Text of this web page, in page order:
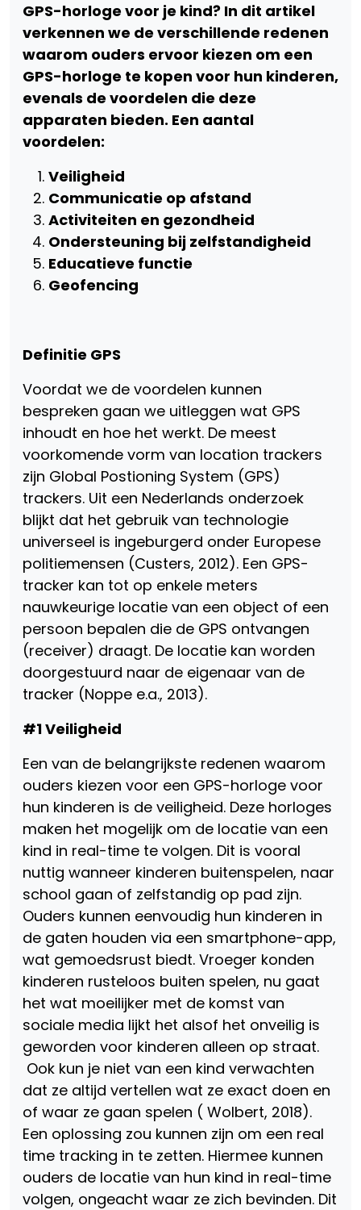
GPS-horloge voor je kind? In dit artikel
verkennen we de verschillende redenen
waarom ouders ervoor kiezen om een
GPS-horloge te kopen voor hun kinderen,
evenals de voordelen die deze
apparaten bieden. Een aantal
voordelen:
Veiligheid
Communicatie op afstand
Activiteiten en gezondheid
Ondersteuning bij zelfstandigheid
Educatieve functie
Geofencing
Definitie GPS
Voordat we de voordelen kunnen
bespreken gaan we uitleggen wat GPS
inhoudt en hoe het werkt. De meest
voorkomende vorm van location trackers
zijn Global Postioning System (GPS)
trackers. Uit een Nederlands onderzoek
blijkt dat het gebruik van technologie
universeel is ingeburgerd onder Europese
politiemensen (Custers, 2012). Een GPS-
tracker kan tot op enkele meters
nauwkeurige locatie van een object of een
persoon bepalen die de GPS ontvangen
(receiver) draagt. De locatie kan worden
doorgestuurd naar de eigenaar van de
tracker (Noppe e.a., 2013).
#1 Veiligheid
Een van de belangrijkste redenen waarom
ouders kiezen voor een GPS-horloge voor
hun kinderen is de veiligheid. Deze horloges
maken het mogelijk om de locatie van een
kind in real-time te volgen. Dit is vooral
nuttig wanneer kinderen buitenspelen, naar
school gaan of zelfstandig op pad zijn.
Ouders kunnen eenvoudig hun kinderen in
de gaten houden via een smartphone-app,
wat gemoedsrust biedt. Vroeger konden
kinderen rusteloos buiten spelen, nu gaat
het wat moeilijker met de komst van
sociale media lijkt het alsof het onveilig is
geworden voor kinderen alleen op straat.
Ook kun je niet van een kind verwachten
dat ze altijd vertellen wat ze exact doen en
of waar ze gaan spelen ( Wolbert, 2018).
Een oplossing zou kunnen zijn om een real
time tracking in te zetten. Hiermee kunnen
ouders de locatie van hun kind in real-time
volgen, ongeacht waar ze zich bevinden. Dit